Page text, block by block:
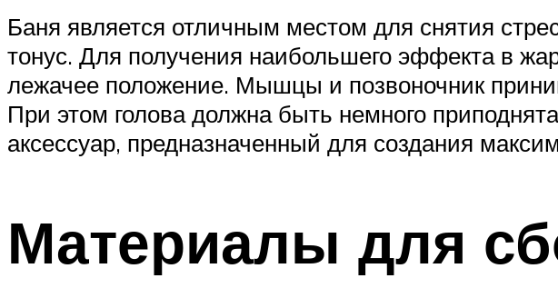
Баня является отличным местом для снятия
тонус. Для получения наибольшего эффекта в
лежачее положение. Мышцы и позвоночник
При этом голова должна быть немного
аксессуар, предназначенный для создания
Материалы для